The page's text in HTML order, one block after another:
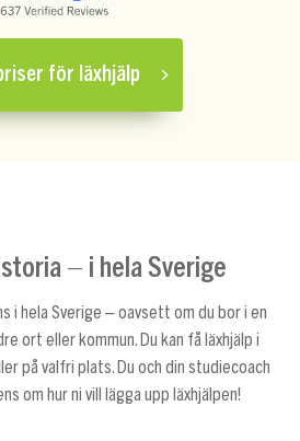
för läxhjälp
– i hela Sverige
i hela Sverige – oavsett om du bor i en
ort eller kommun. Du kan få läxhjälp i
på valfri plats. Du och din studiecoach
om hur ni vill lägga upp läxhjälpen!